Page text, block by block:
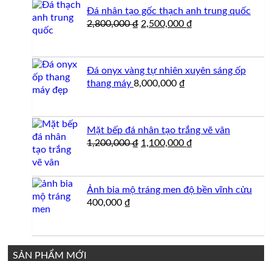
Đá nhân tạo gốc thạch anh trung quốc
2,800,000₫ Giá
2,500,000 ₫
2,500,000 ₫.
Đá onyx vàng tự nhiên xuyên sáng ốp
thang máy 8,000,000 ₫
Mặt bếp đá nhân tạo trắng vẽ vân
1,200,000₫ Giá
1,100,000 ₫
1,100,000 ₫.
Ảnh bia mộ tráng men độ bền vĩnh cửu
400,000 ₫
SẢN PHẨM MỚI